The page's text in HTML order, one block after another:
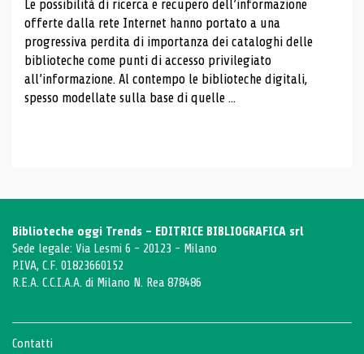
Le possibilità di ricerca e recupero dell’informazione
offerte dalla rete Internet hanno portato a una
progressiva perdita di importanza dei cataloghi delle
biblioteche come punti di accesso privilegiato
all’informazione. Al contempo le biblioteche digitali,
spesso modellate sulla base di quelle ...
Biblioteche oggi Trends - EDITRICE BIBLIOGRAFICA srl
Sede legale: Via Lesmi 6 - 20123 - Milano
P.IVA, C.F. 01823660152
R.E.A. C.C.I.A.A. di Milano N. Rea 878486
Contatti